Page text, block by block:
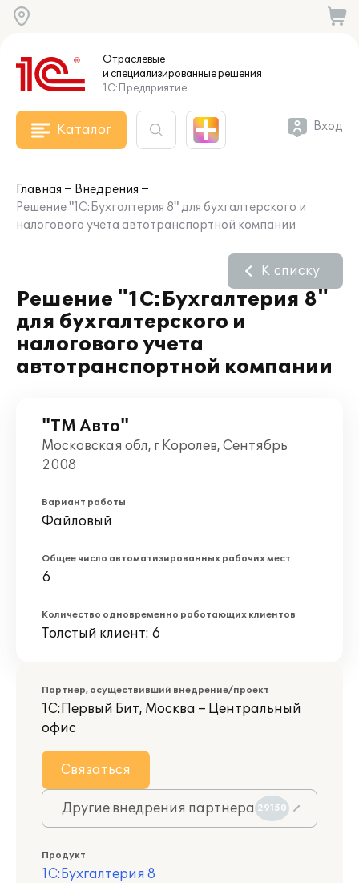
Отраслевые
и специализированныерешения
1С:Предприятие
Каталог Вход
Главная
Внедрения
Решение "1С:Бухгалтерия 8" для бухгалтерского и
налогового учета автотранспортной компании
Решение "1С:Бухгалтерия 8"
для бухгалтерского и
налогового учета
автотранспортной компании
К списку
"ТМ Авто"
Московская обл, г Королев, Сентябрь
2008
Вариант работы
Файловый
Общее число автоматизированных рабочих мест
6
Количество одновременно работающих клиентов
Толстый клиент: 6
Партнер, осуществивший внедрение/проект
1С:Первый Бит, Москва – Центральный
офис
Связаться
Другие внедрения партнера 29150
Продукт
1С:Бухгалтерия 8